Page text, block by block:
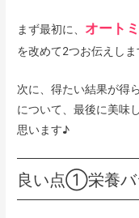
まず最初に、 オート
を改めて2つお伝えしま
次に、得たい結果が得
について、最後に美味
思います♪
良い点①栄養バ